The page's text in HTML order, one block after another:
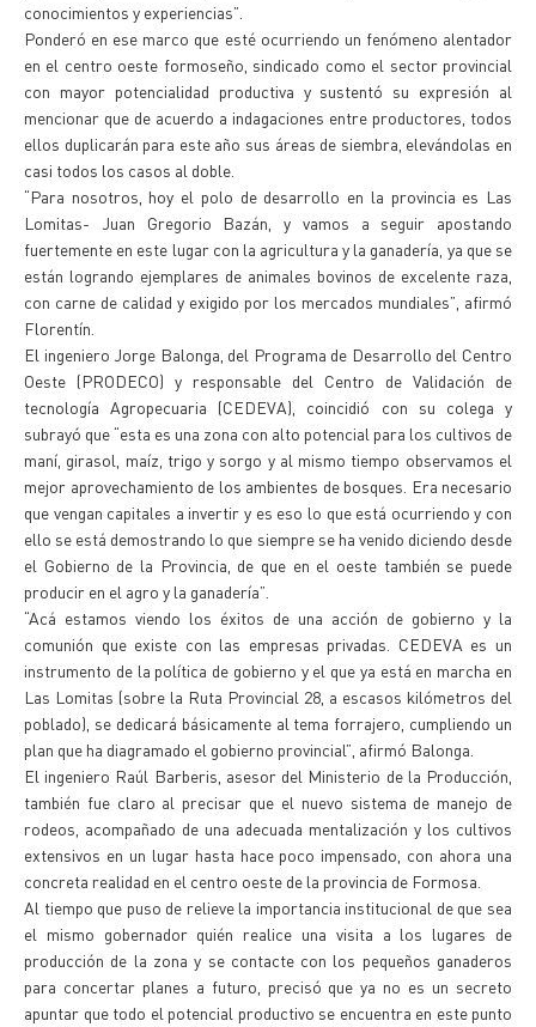
conocimientos y experiencias”.
Ponderó en ese marco que esté ocurriendo un fenómeno alentador
en el centro oeste formoseño, sindicado como el sector provincial
con mayor potencialidad productiva y sustentó su expresión al
mencionar que de acuerdo a indagaciones entre productores, todos
ellos duplicarán para este año sus áreas de siembra, elevándolas en
casi todos los casos al doble.
“Para nosotros, hoy el polo de desarrollo en la provincia es Las
Lomitas- Juan Gregorio Bazán, y vamos a seguir apostando
fuertemente en este lugar con la agricultura y la ganadería, ya que se
están logrando ejemplares de animales bovinos de excelente raza,
con carne de calidad y exigido por los mercados mundiales”, afirmó
Florentín.
El ingeniero Jorge Balonga, del Programa de Desarrollo del Centro
Oeste (PRODECO) y responsable del Centro de Validación de
tecnología Agropecuaria (CEDEVA), coincidió con su colega y
subrayó que “esta es una zona con alto potencial para los cultivos de
maní, girasol, maíz, trigo y sorgo y al mismo tiempo observamos el
mejor aprovechamiento de los ambientes de bosques. Era necesario
que vengan capitales a invertir y es eso lo que está ocurriendo y con
ello se está demostrando lo que siempre se ha venido diciendo desde
el Gobierno de la Provincia, de que en el oeste también se puede
producir en el agro y la ganadería”.
“Acá estamos viendo los éxitos de una acción de gobierno y la
comunión que existe con las empresas privadas. CEDEVA es un
instrumento de la política de gobierno y el que ya está en marcha en
Las Lomitas (sobre la Ruta Provincial 28, a escasos kilómetros del
poblado), se dedicará básicamente al tema forrajero, cumpliendo un
plan que ha diagramado el gobierno provincial”, afirmó Balonga.
El ingeniero Raúl Barberis, asesor del Ministerio de la Producción,
también fue claro al precisar que el nuevo sistema de manejo de
rodeos, acompañado de una adecuada mentalización y los cultivos
extensivos en un lugar hasta hace poco impensado, con ahora una
concreta realidad en el centro oeste de la provincia de Formosa.
Al tiempo que puso de relieve la importancia institucional de que sea
el mismo gobernador quién realice una visita a los lugares de
producción de la zona y se contacte con los pequeños ganaderos
para concertar planes a futuro, precisó que ya no es un secreto
apuntar que todo el potencial productivo se encuentra en este punto